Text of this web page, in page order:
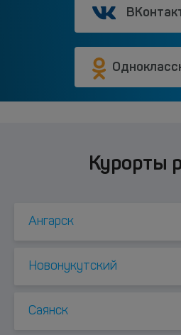
Курорты
Ангарск
Новонукутский
Саянск